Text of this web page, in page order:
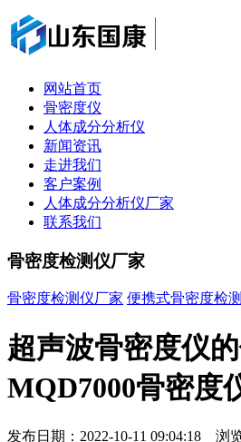
网站首页
骨密度仪
人体成分分析仪
新闻资讯
走进我们
客户案例
人体成分分析仪厂家
联系我们
骨密度检测仪厂家
骨密度检测仪厂家 便携式骨密度检
超声波骨密度仪
MQD7000骨密度
发布日期：2022-10-11 09:04:18 浏